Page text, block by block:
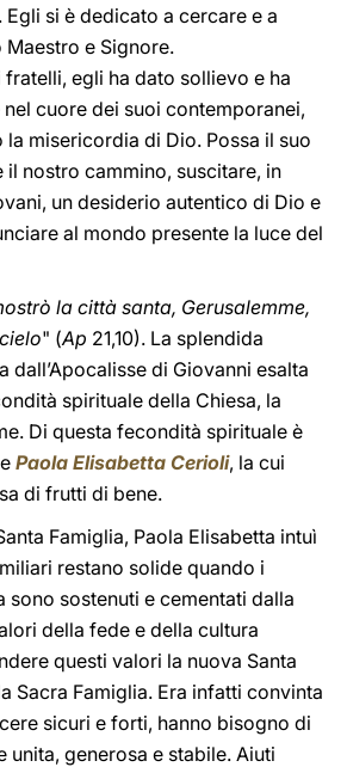
si è dedicato a cercare e a
e Signore.
egli ha dato sollievo e ha
cuore dei suoi contemporanei,
misericordia di Dio. Possa il suo
il nostro cammino, suscitare, in
un desiderio autentico di Dio e
al mondo presente la luce del
la città santa, Gerusalemme,
" (Ap 21,10). La splendida
dall’Apocalisse di Giovanni esalta
spirituale della Chiesa, la
Di questa fecondità spirituale è
Paola Elisabetta Cerioli, la cui
di frutti di bene.
Famiglia, Paola Elisabetta intuì
restano solide quando i
sono sostenuti e cementati dalla
della fede e della cultura
questi valori la nuova Santa
Sacra Famiglia. Era infatti convinta
sicuri e forti, hanno bisogno di
unita, generosa e stabile. Aiuti